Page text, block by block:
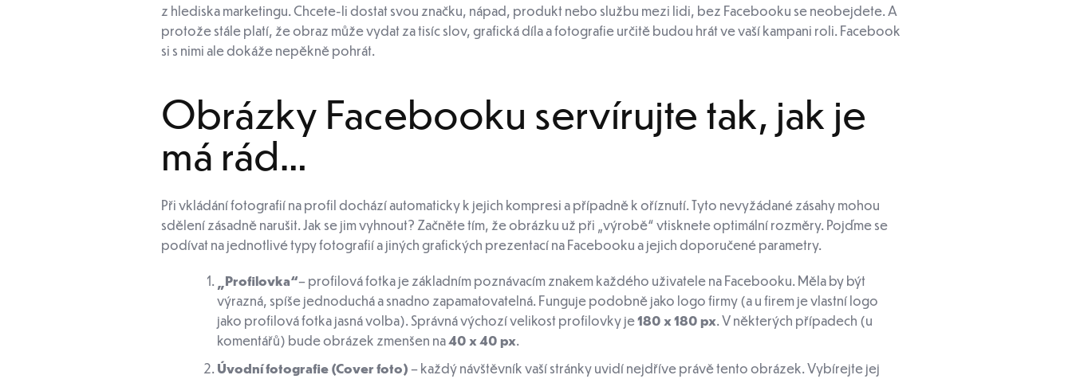
z hlediska marketingu. Chcete-li dostat svou značku, nápad, produkt nebo službu mezi lidi, bez Facebooku se neobejdete. A
protože stále platí, že obraz může vydat za tisíc slov, grafická díla a fotografie určitě budou hrát ve vaší kampani roli. Facebook
si s nimi ale dokáže nepěkně pohrát.
Obrázky Facebooku servírujte tak, jak je
má rád…
Při vkládání fotografií na profil dochází automaticky k jejich kompresi a případně k oříznutí. Tyto nevyžádané zásahy mohou
sdělení zásadně narušit. Jak se jim vyhnout? Začněte tím, že obrázku už při „výrobě“ vtisknete optimální rozměry. Pojďme se
podívat na jednotlivé typy fotografií a jiných grafických prezentací na Facebooku a jejich doporučené parametry.
„Profilovka“– profilová fotka je základním poznávacím znakem každého uživatele na Facebooku. Měla by být
výrazná, spíše jednoduchá a snadno zapamatovatelná. Funguje podobně jako logo firmy (a u firem je vlastní logo
jako profilová fotka jasná volba). Správná výchozí velikost profilovky je180 x 180 px. V některých případech (u
komentářů) bude obrázek zmenšen na40 x 40 px.
Úvodní fotografie (Cover foto)– každý návštěvník vaší stránky uvidí nejdříve právě tento obrázek. Vybírejte jej